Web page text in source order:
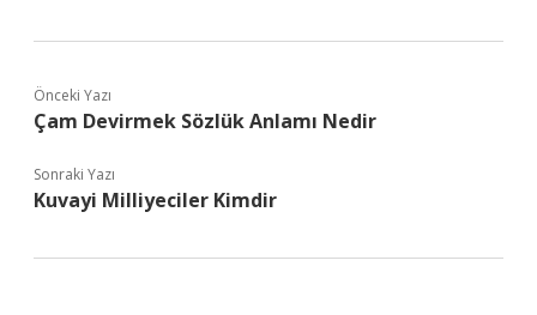
Önceki Yazı
Çam Devirmek Sözlük Anlamı Nedir
Sonraki Yazı
Kuvayi Milliyeciler Kimdir